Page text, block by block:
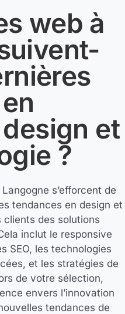
web à
et
?
s’efforcent de
tendances en design et
des solutions
inclut le responsive
SEO, les technologies
et les stratégies de
de votre sélection,
envers l’innovation
tendances de